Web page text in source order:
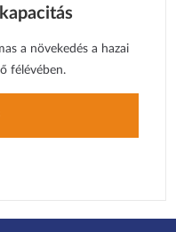
a növekedés a hazai
félévében.